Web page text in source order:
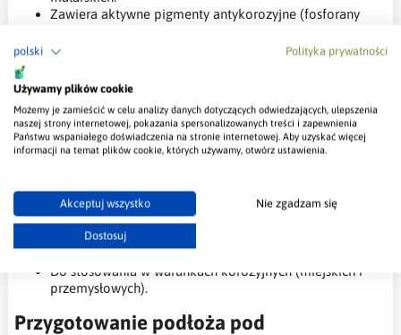
polski Polityka prywatności
Używamy plików cookie
Możemy je zamieścić w celu analizy danych dotyczących odwiedzających, ulepszenia
naszej strony internetowej, pokazania spersonalizowanych treści i zapewnienia
Państwu wspaniałego doświadczenia na stronie internetowej. Aby uzyskać więcej
informacji na temat plików cookie, których używamy, otwórz ustawienia.
Akceptuj wszystko Nie zgadzam się
Dostosuj
Zawiera aktywne pigmenty antykorozyjne (fosforany
Zastosowanie gruntoemalii alkidowej:
Przeznaczona do samodzielnego stosowania, nie
wymaga gruntowania.
Zabezpiecza powierzchnie metalowe, stalowe oraz
żeliwne.
i żeliwa.
Zalecana do jednowarstwowego malowania maszyn,
urządzeń i konstrukcji stalowych, metalowych oraz
żeliwnych.
Do stosowania w warunkach korozyjnych (miejskich i
przemysłowych).
Przygotowanie podłoża pod